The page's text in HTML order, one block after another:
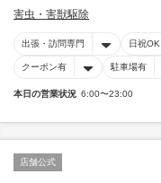
害虫・害獣駆除
出張・訪問専門 日祝OK
クーポン有 駐車場有
本日の営業状況 6:00〜23:00
店舗公式